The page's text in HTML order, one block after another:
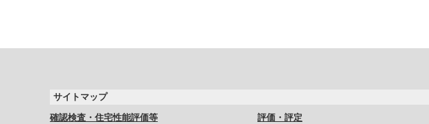
サイトマップ
確認検査・住宅性能評価等
評価・評定